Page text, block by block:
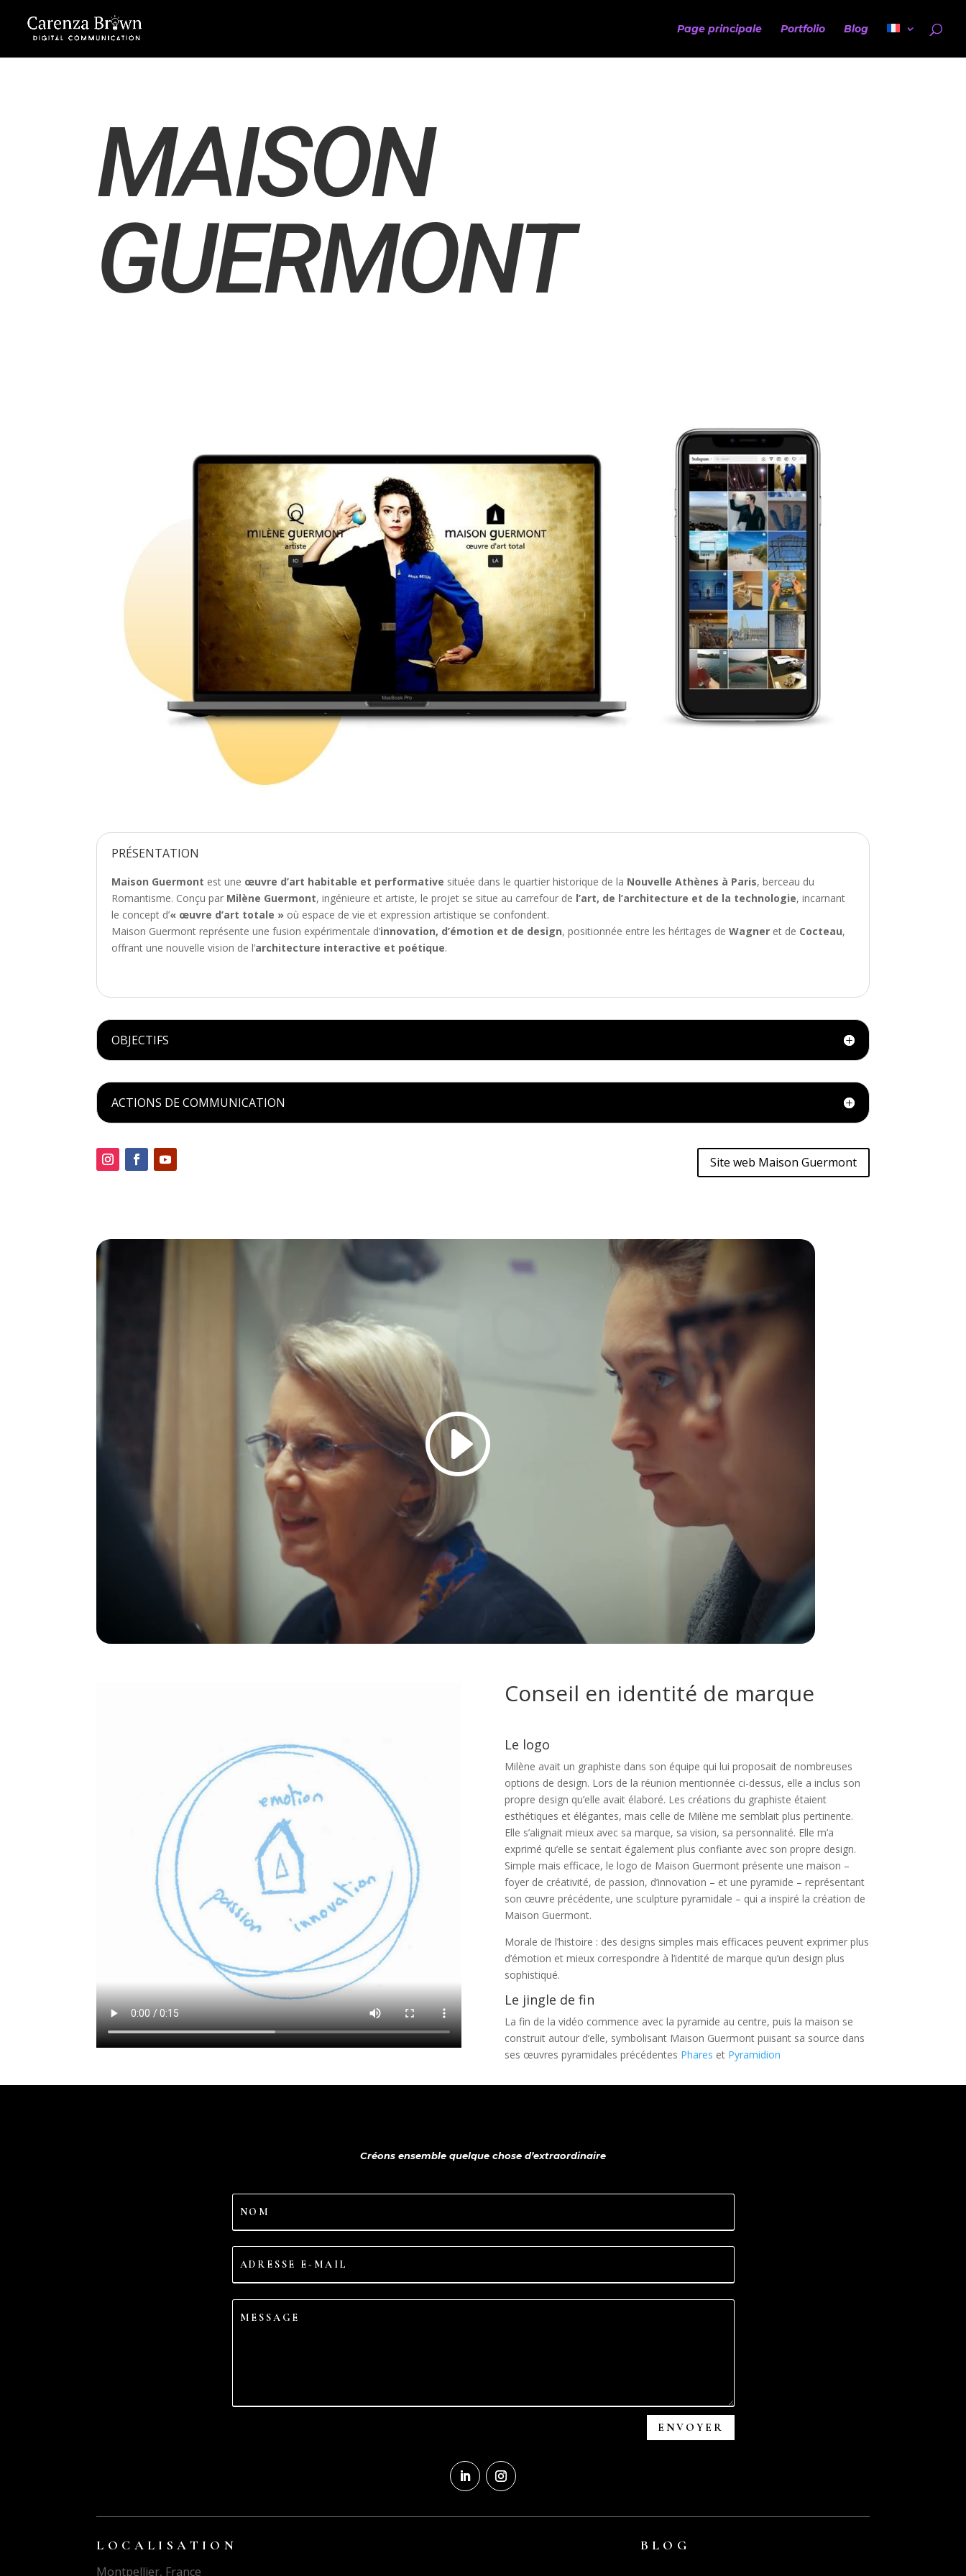
Page principale Portfolio Blog
MAISON
GUERMONT
PRÉSENTATION
Maison Guermont est une œuvre d’art habitable et performative située dans le quartier historique de la Nouvelle Athènes à Paris, berceau du
Romantisme. Conçu par Milène Guermont, ingénieure et artiste, le projet se situe au carrefour de l’art, de l’architecture et de la technologie, incarnant
le concept d’« œuvre d’art totale » où espace de vie et expression artistique se confondent.
Maison Guermont représente une fusion expérimentale d’innovation, d’émotion et de design, positionnée entre les héritages deWagner et de Cocteau,
offrant une nouvelle vision de l’architecture interactive et poétique.
OBJECTIFS
ACTIONS DE COMMUNICATION
Site web Maison Guermont
Conseil en identité de marque
Le logo
Milène avait un graphiste dans son équipe qui lui proposait de nombreuses
options de design. Lors de la réunion mentionnée ci-dessus, elle a inclus son
propre design qu’elle avait élaboré. Les créations du graphiste étaient
esthétiques et élégantes, mais celle de Milène me semblait plus pertinente.
Elle s’alignait mieux avec sa marque, sa vision, sa personnalité. Elle m’a
exprimé qu’elle se sentait également plus confiante avec son propre design.
Simple mais efficace, le logo de Maison Guermont présente une maison –
foyer de créativité, de passion, d’innovation – et une pyramide – représentant
son œuvre précédente, une sculpture pyramidale – qui a inspiré la création de
Maison Guermont.
Morale de l’histoire : des designs simples mais efficaces peuvent exprimer plus
d’émotion et mieux correspondre à l’identité de marque qu’un design plus
sophistiqué.
Le jingle de fin
La fin de la vidéo commence avec la pyramide au centre, puis la maison se
construit autour d’elle, symbolisant Maison Guermont puisant sa source dans
ses œuvres pyramidales précédentes Phares et Pyramidion
Créons ensemble quelque chose d’extraordinaire
ENVOYER
LOCALISATION
Montpellier, France
BLOG